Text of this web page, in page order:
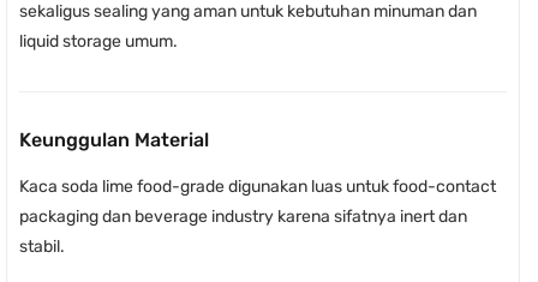
sekaligus sealing yang aman untuk kebutuhan minuman dan
liquid storage umum.
Keunggulan Material
Kaca soda lime food-grade digunakan luas untuk food-contact
packaging dan beverage industry karena sifatnya inert dan
stabil.